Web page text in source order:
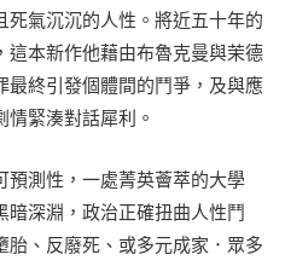
死氣沉沉的人性。將近五十年的
這本新作他藉由布魯克曼與茉德
最終引發個體間的鬥爭，及與應
緊湊對話犀利。
預測性，一處菁英薈萃的大學
深淵，政治正確扭曲人性鬥
胎、反廢死、或多元成家．眾多